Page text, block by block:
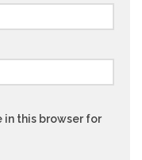
in this browser for